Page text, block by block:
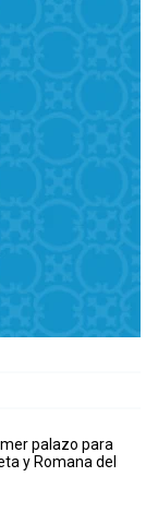
palazo para
y Romana del